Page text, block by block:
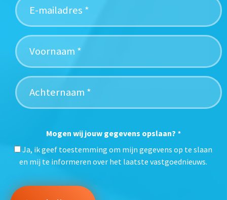
Mogen wij jouw gegevens opslaan? *
Ja, ik geef toestemming om mijn gegevens op te slaan
en mij te informeren over het laatste vastgoednieuws.